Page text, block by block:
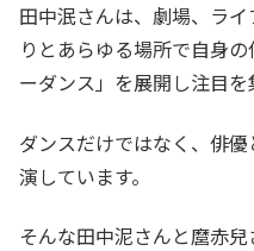
田中泯さんは、劇場、ラ
りとあらゆる場所で自身
ーダンス」を展開し注目を
ダンスだけではなく、俳
演しています。
そんな田中泥さんと麿赤